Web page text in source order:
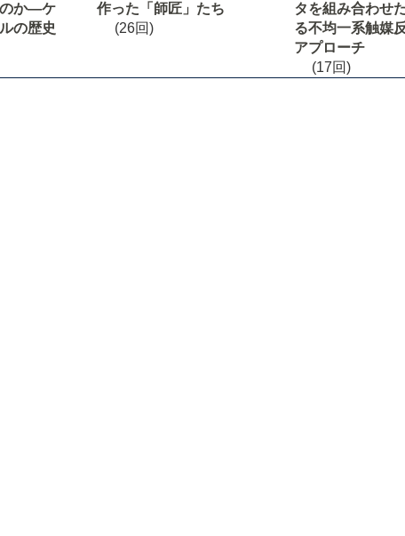
のか―ケ
の歴史
作った「師匠」たち
(26回)
タを組み合わせ
る不均一系触媒
アプローチ
(17回)